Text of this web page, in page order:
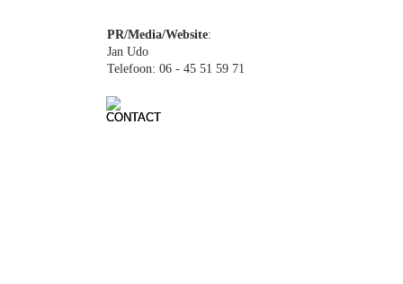
PR/Media/Website:
Jan Udo
Telefoon: 06 - 45 51 59 71